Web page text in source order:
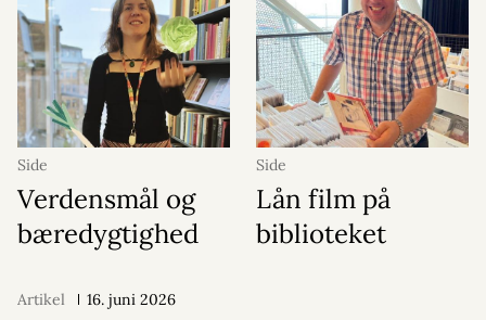
Side
Verdensmål og
bæredygtighed
Side
Lån film på
biblioteket
Artikel 16. juni 2026